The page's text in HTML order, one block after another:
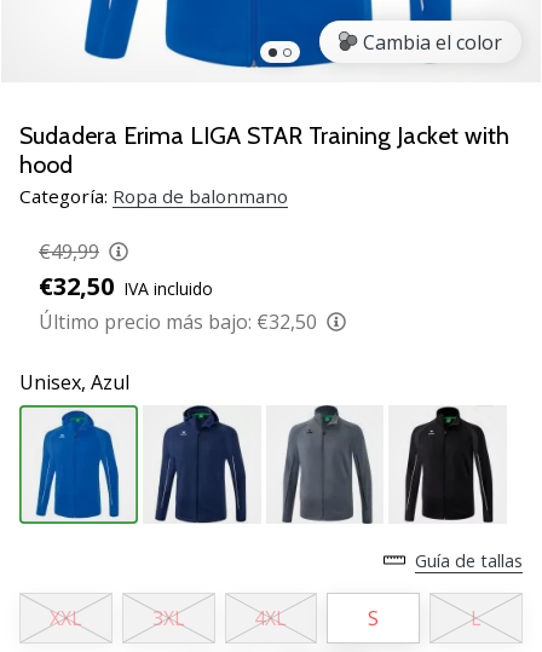
zapatillas
Accelerate
NITRO
SQD
5!
las
actualizaciones
técnicas
25. 11. 2024
2 min. de lectura
¡Conviértete
Weplayhandball!
¿Te
Cambia el color
Sudadera Erima LIGA STAR Training Jacket with
hood
Categoría: Ropa de balonmano
€49,99
€32,50 IVA incluido
Último precio más bajo: €32,50
Unisex, Azul
Guía de tallas
XXL 3XL 4XL S L